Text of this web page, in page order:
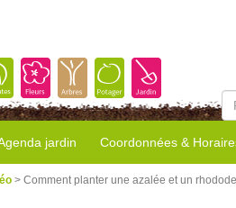
jardin Coordonnées &
> Comment planter une azalée et un